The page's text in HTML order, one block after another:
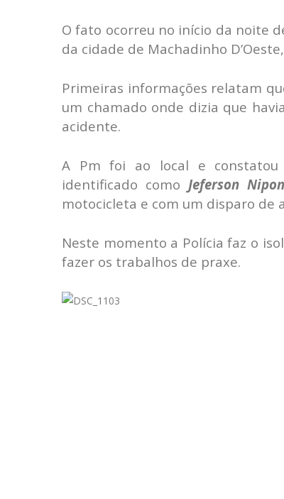
O fato ocorreu no início da noite
da cidade de Machadinho
Primeiras informações relatam
um chamado onde dizia que
acidente.
A Pm foi ao local e
identificado como Jeferson
motocicleta e com um disparo de
Neste momento a Polícia faz o
fazer os trabalhos de praxe.